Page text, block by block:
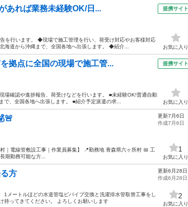
あれば業務未経験OK/日...
行います。 ◆現場で施工管理を行い、荷受け対応やお客様対応
道から沖縄まで、全国各地へ出張します。 ◆紹介...
提携サイト
お気に入り
拠点に全国の現場で施工管...
場確認や進捗報告、荷受けなどを行います。 ■未経験OK!普通自動
、全国各地へ出張します。 ■紹介予定派遣の求...
提携サイト
お気に入り
｜電線管敷設工事｜作業員募集】 📍勤務地 青森県六ヶ所村 📅 工
期勤務可能な方...
更新7月6日
作成7月6日
1
お気に入り
方
メートルほどの水道管塩ビパイプ交換と洗濯排水管取替工事をし
持ってきてください。 よろしくお願いします
更新6月28日
作成6月28日
2
お気に入り